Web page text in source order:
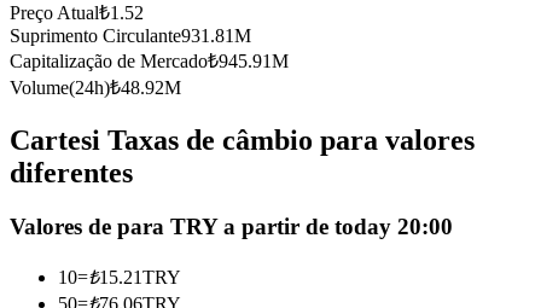
Copiar Trading
Junte-se aos principais traders
Torne-se um Trader de Cópias
Preço Atual₺1.52
Suprimento Circulante931.81M
Capitalização de Mercado₺945.91M
Volume(24h)₺48.92M
Cartesi Taxas de câmbio para valores
diferentes
Valores de para TRY a partir de today 20:00
10=₺15.21TRY
50=₺76.06TRY